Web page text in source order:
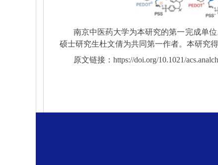
南京中医药大学为本研究的第一完成单
硕士研究生杜文倩为共同第一作者。本研究
原文链接： https://doi.org/10.1021/